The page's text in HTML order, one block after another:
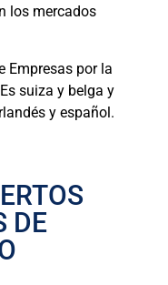
los mercados
Empresas por la
suiza y belga y
y español.
DE